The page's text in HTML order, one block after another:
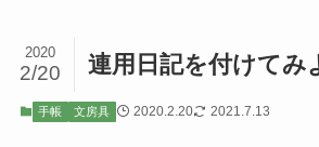
連用日記を付けてみ
2020
2/20
手帳 文房具 2020.2.20 2021.7.13